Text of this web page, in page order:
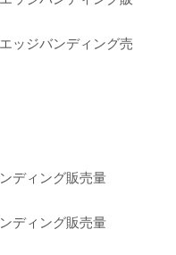
ッジバンディング売
ディング販売量
ディング販売量